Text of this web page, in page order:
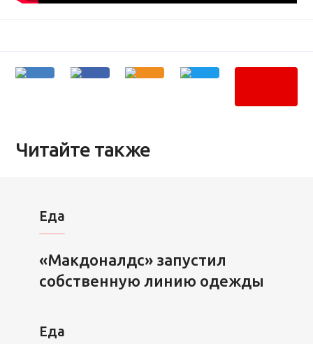
Читайте также
Еда
«Макдоналдс» запустил
собственную линию одежды
Еда